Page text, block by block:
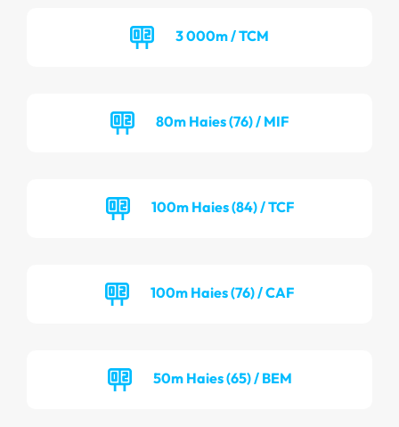
3 000m / TCM
80m Haies (76) / MIF
100m Haies (84) / TCF
100m Haies (76) / CAF
50m Haies (65) / BEM